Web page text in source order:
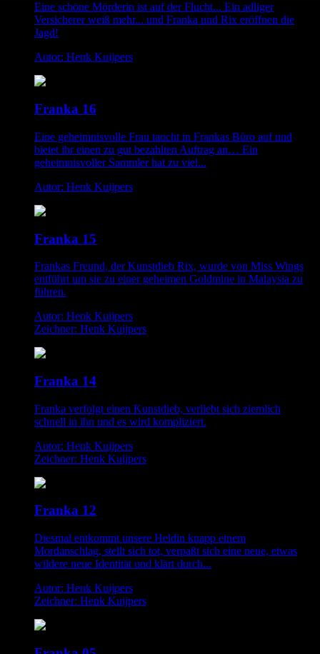
Eine schöne Mörderin ist auf der Flucht... Ein adliger
Versicherer weiß mehr... und Franka und Rix eröffnen die
Jagd!
Autor: Henk Kuijpers
Franka 16
Eine geheimnisvolle Frau taucht in Frankas Büro auf und
bietet ihr einen zu gut bezahlten Auftrag an… Ein
geheimnisvoller Sammler hat zu viel...
Autor: Henk Kuijpers
Franka 15
Frankas Freund, der Kunstdieb Rix, wurde von Miss Wings
entführt um sie zu einer geheimen Goldmine in Malaysia zu
führen.
Autor: Henk Kuijpers
Zeichner: Henk Kuijpers
Franka 14
Franka verfolgt einen Kunstdieb, verliebt sich ziemlich
schnell in ihn und es wird kompliziert.
Autor: Henk Kuijpers
Zeichner: Henk Kuijpers
Franka 12
Diesmal entkommt unsere Heldin knapp einem
Mordanschlag, stellt sich tot, verpaßt sich eine neue, etwas
wildere neue Identität und klärt durch...
Autor: Henk Kuijpers
Zeichner: Henk Kuijpers